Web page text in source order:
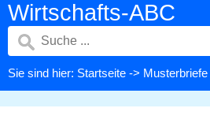
Wirtschafts-ABC
Sie sind hier: Startseite -> Musterbriefe